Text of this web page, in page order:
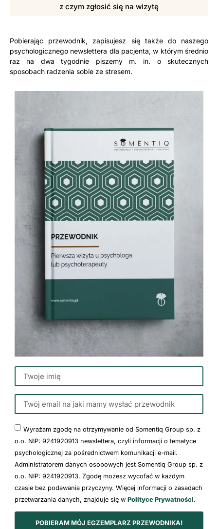
Wyrażam zgodę na otrzymywanie od Somentiq Group sp. z
o.o. NIP: 9241920913 newslettera, czyli informacji o tematyce
psychologicznej za pośrednictwem komunikacji e-mail.
Administratorem danych osobowych jest Somentiq Group sp. z
o.o. NIP: 9241920913. Zgodę możesz wycofać w każdym
czasie bez podawania przyczyny. Więcej informacji o zasadach
przetwarzania danych, znajduje się w Polityce Prywatności.
POBIERAM MÓJ EGZEMPLARZ PRZEWODNIKA!
z czym zgłosić się na wizytę
Pobierając przewodnik, zapisujesz się także do naszego
psychologicznego newslettera dla pacjenta, w którym średnio
raz na dwa tygodnie piszemy m. in. o skutecznych
sposobach radzenia sobie ze stresem.